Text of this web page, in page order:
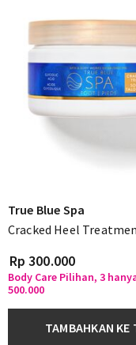
True Blue Spa
Cracked Heel
Rp 300.000
Body Care Pilihan, 3
500.000
TAMBAHKAN KE